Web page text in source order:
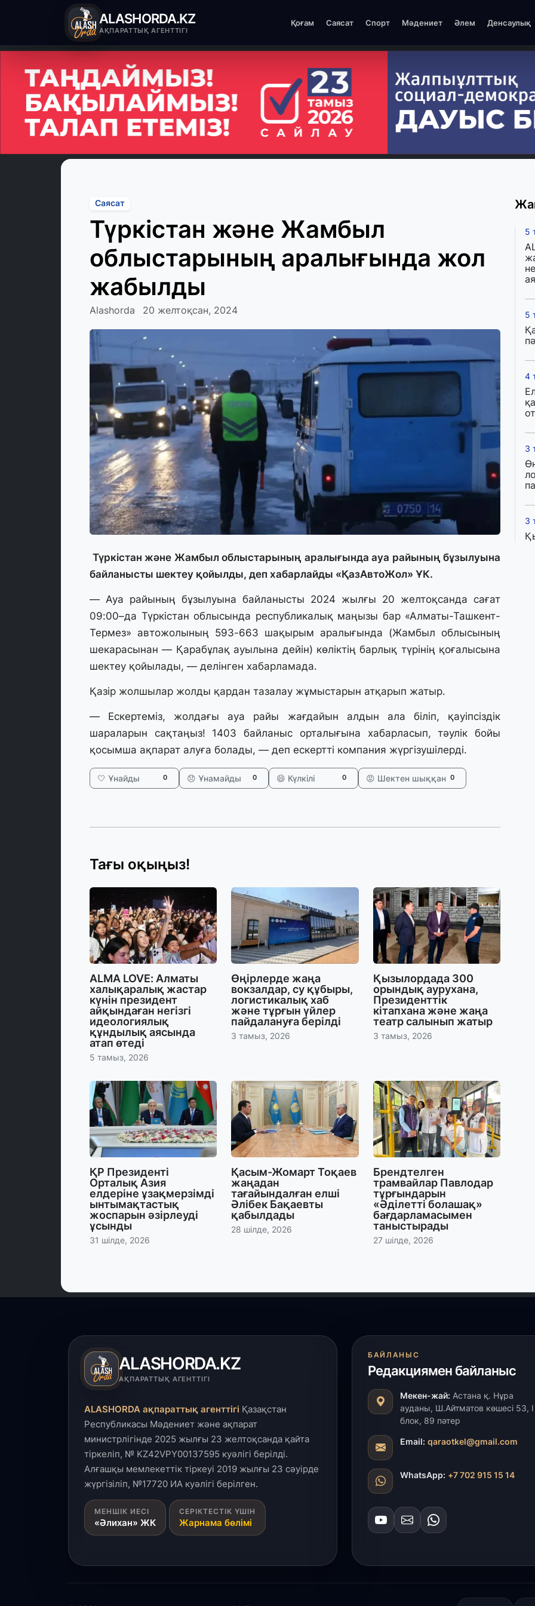
ALASHORDA.KZ
АҚПАРАТТЫҚ АГЕНТТІГІ
Қоғам Саясат Спорт Мәдениет Әлем Денсаулық
Саясат
Түркістан және Жамбыл
облыстарының аралығында жол
жабылды
Alashorda 20 желтоқсан, 2024
Түркістан және Жамбыл облыстарының аралығында ауа райының бұзылуына
байланысты шектеу қойылды, деп хабарлайды «ҚазАвтоЖол» ҰК.
— Ауа райының бұзылуына байланысты 2024 жылғы 20 желтоқсанда сағат
09:00–да Түркістан облысында республикалық маңызы бар «Алматы-Ташкент-
Термез» автожолының 593-663 шақырым аралығында (Жамбыл облысының
шекарасынан — Қарабұлақ ауылына дейін) көліктің барлық түрінің қоғалысына
шектеу қойылады, — делінген хабарламада.
Қазір жолшылар жолды қардан тазалау жұмыстарын атқарып жатыр.
— Ескертеміз, жолдағы ауа райы жағдайын алдын ала біліп, қауіпсіздік
шараларын сақтаңыз! 1403 байланыс орталығына хабарласып, тәулік бойы
қосымша ақпарат алуға болады, — деп ескертті компания жүргізушілерді.
🤍 Ұнайды 0 😞 Ұнамайды 0 😄 Күлкілі 0 😡 Шектен шыққан 0
Тағы оқыңыз!
ALMA LOVE: Алматы
халықаралық жастар
күнін президент
айқындаған негізгі
идеологиялық
құндылық аясында
атап өтеді
5 тамыз, 2026
Өңірлерде жаңа
вокзалдар, су құбыры,
логистикалық хаб
және тұрғын үйлер
пайдалануға берілді
3 тамыз, 2026
Қызылордада 300
орындық аурухана,
Президенттік
кітапхана және жаңа
театр салынып жатыр
3 тамыз, 2026
ҚР Президенті
Орталық Азия
елдеріне ұзақмерзімді
ынтымақтастық
жоспарын әзірлеуді
ұсынды
31 шілде, 2026
Қасым-Жомарт Тоқаев
жаңадан
тағайындалған елші
Әлібек Бақаевты
қабылдады
28 шілде, 2026
Брендтелген
трамвайлар Павлодар
тұрғындарын
«Әділетті болашақ»
бағдарламасымен
таныстырады
27 шілде, 2026
5
5
4
3
3
ALASHORDA.KZ
АҚПАРАТТЫҚ АГЕНТТІГІ
ALASHORDA ақпараттық агенттігі Қазақстан
Республикасы Мәдениет және ақпарат
министрлігінде 2025 жылғы 23 желтоқсанда қайта
тіркеліп, № KZ42VPY00137595 куәлігі берілді.
Алғашқы мемлекеттік тіркеуі 2019 жылғы 23 сәуірде
жүргізіліп, №17720 ИА куәлігі берілген.
МЕНШІК ИЕСІ
«Әлихан» ЖК
СЕРІКТЕСТІК ҮШІН
Жарнама бөлімі
БАЙЛАНЫС
Редакциямен байланыс
Мекен-жай: Астана қ. Нұра
ауданы, Ш.Айтматов көшесі 53, І
блок, 89 пәтер
Email: qaraotkel@gmail.com
WhatsApp: +7 702 915 15 14